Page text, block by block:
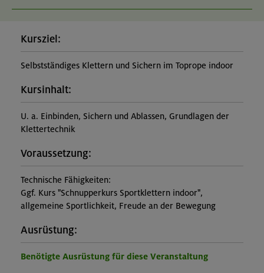
Kursziel:
Selbstständiges Klettern und Sichern im Toprope indoor
Kursinhalt:
U. a. Einbinden, Sichern und Ablassen, Grundlagen der
Klettertechnik
Voraussetzung:
Technische Fähigkeiten:
Ggf. Kurs "Schnupperkurs Sportklettern indoor",
allgemeine Sportlichkeit, Freude an der Bewegung
Ausrüstung:
Benötigte Ausrüstung für diese Veranstaltung